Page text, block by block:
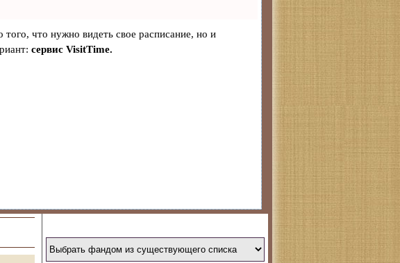
того, что нужно видеть свое расписание, но и
сервис VisitTime.